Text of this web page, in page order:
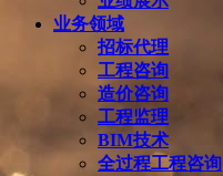
业务领域
招标代理
工程咨询
造价咨询
工程监理
BIM技术
全过程工程咨询